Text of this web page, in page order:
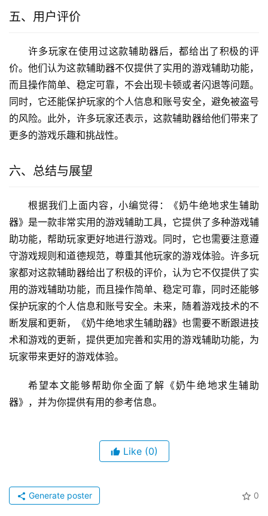
五、用户评价
许多玩家在使用过这款辅助器后，都给出了积极的评
价。他们认为这款辅助器不仅提供了实用的游戏辅助功能，
而且操作简单、稳定可靠，不会出现卡顿或者闪退等问题。
同时，它还能保护玩家的个人信息和账号安全，避免被盗号
的风险。此外，许多玩家还表示，这款辅助器给他们带来了
更多的游戏乐趣和挑战性。
六、总结与展望
根据我们上面内容，小编觉得：《奶牛绝地求生辅助
器》是一款非常实用的游戏辅助工具，它提供了多种游戏辅
助功能，帮助玩家更好地进行游戏。同时，它也需要注意遵
守游戏规则和道德规范，尊重其他玩家的游戏体验。许多玩
家都对这款辅助器给出了积极的评价，认为它不仅提供了实
用的游戏辅助功能，而且操作简单、稳定可靠，同时还能够
保护玩家的个人信息和账号安全。未来，随着游戏技术的不
断发展和更新，《奶牛绝地求生辅助器》也需要不断跟进技
术和游戏的更新，提供更加完善和实用的游戏辅助功能，为
玩家带来更好的游戏体验。
希望本文能够帮助你全面了解《奶牛绝地求生辅助
器》，并为你提供有用的参考信息。
Like (0)
0
Generate poster